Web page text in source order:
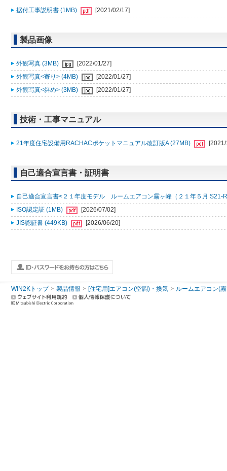
据付工事説明書 (1MB) [2021/02/17]
製品画像
外観写真 (3MB)
[2022/01/27]
外観写真<寄り> (4MB)
[2022/01/27]
外観写真<斜め> (3MB)
[2022/01/27]
技術・工事マニュアル
21年度住宅設備用RACHACポケットマニュアル改訂版A (27MB)
自己適合宣言書・証明書
自己適合宣言書<２１年度モデル ルームエアコン霧ヶ峰（２１年５月 S21-
ISO認定証 (1MB)
[2026/07/02]
JIS認証書 (449KB)
[2026/06/20]
WIN2Kトップ 製品情報 [住宅用]エアコン(空調)・換気 ルームエアコン(